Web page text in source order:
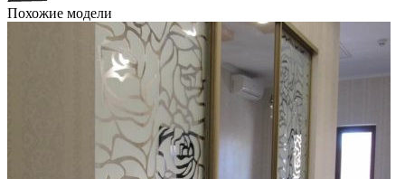
Похожие модели